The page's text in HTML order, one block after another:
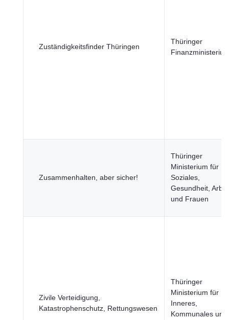
Zuständigkeitsfinder Thüringen
Thüringer
Zusammenhalten, aber sicher!
Thüringer
Ministerium für
Soziales,
Gesundheit,
und Frauen
Zivile Verteidigung,
Katastrophenschutz, Rettungswesen
Thüringer
Ministerium für
Inneres,
Kommunales und